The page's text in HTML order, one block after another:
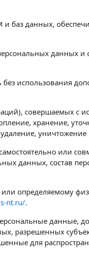
баз данных,
данных
использования
совершаемых с
хранение,
или
данных, состав
определяемому
nt.ru/.
данные,
разрешенных
для